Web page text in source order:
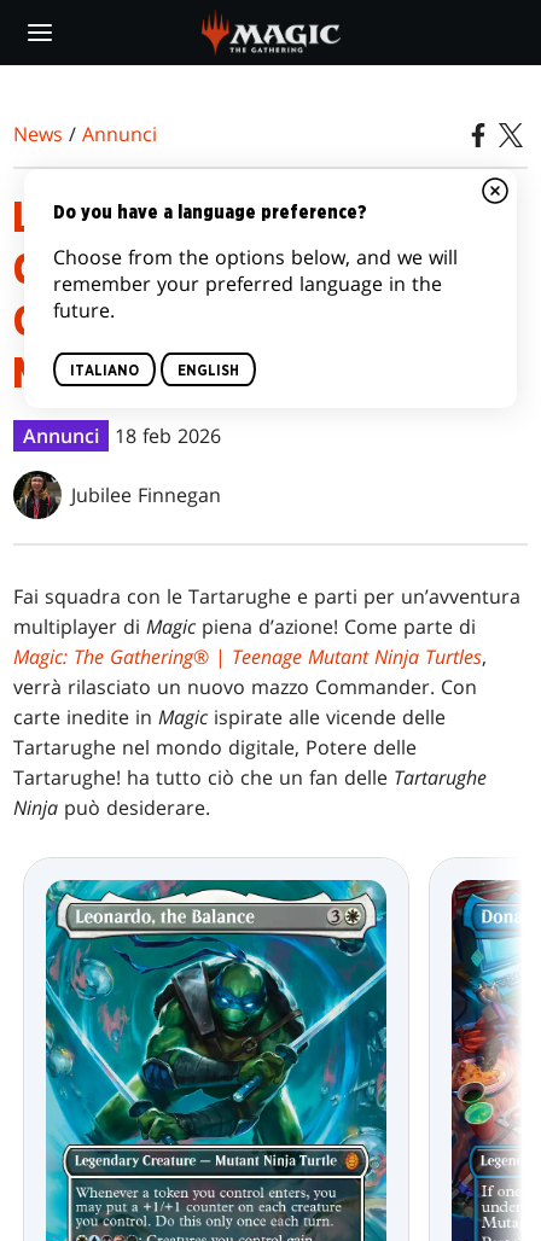
main
News /Annunci
LISTA DEL MAZZO
COMMANDER DI MAGIC: THE
GATHERING® | TEENAGE
MUTANT NINJA TURTLES
Annunci 18 feb 2026
Jubilee Finnegan
Fai squadra con le Tartarughe e parti per un’avventura
multiplayer diMagic piena d’azione! Come parte di
Magic: The Gathering® | Teenage Mutant Ninja Turtles,
verrà rilasciato un nuovo mazzo Commander. Con
carte inedite inMagic ispirate alle vicende delle
Tartarughe nel mondo digitale, Potere delle
Tartarughe! ha tutto ciò che un fan delle Tartarughe
Ninja può desiderare.
Do you have a language preference?
Choose from the options below, and we will
remember your preferred language in the
future.
ITALIANO ENGLISH